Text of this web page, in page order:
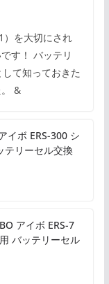
）を大切にされ
す！ バッテリ
て知っておきた
&
イボ ERS-300 シ
テリーセル交換
アイボ ERS-7
バッテリーセル